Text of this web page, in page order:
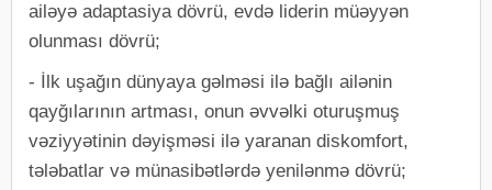
ailəyə adaptasiya dövrü, evdə liderin müəyyən
olunması dövrü;
-​ İlk uşağın dünyaya gəlməsi ilə bağlı ailənin
qayğılarının artması, onun əvvəlki oturuşmuş
vəziyyətinin dəyişməsi ilə yaranan diskomfort,
tələbatlar və münasibətlərdə yenilənmə dövrü;